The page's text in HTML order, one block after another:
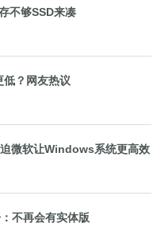
不够SSD来凑
？网友热议
微软让Windows系统更高效
不再会有实体版